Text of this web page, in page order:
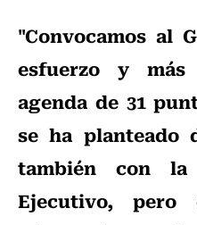
"Convocamos al
esfuerzo y
agenda de 31
se ha planteado
también con la
Ejecutivo,